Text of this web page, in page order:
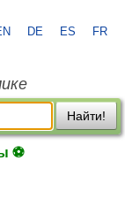
DE ES FR
Найти!
⚽